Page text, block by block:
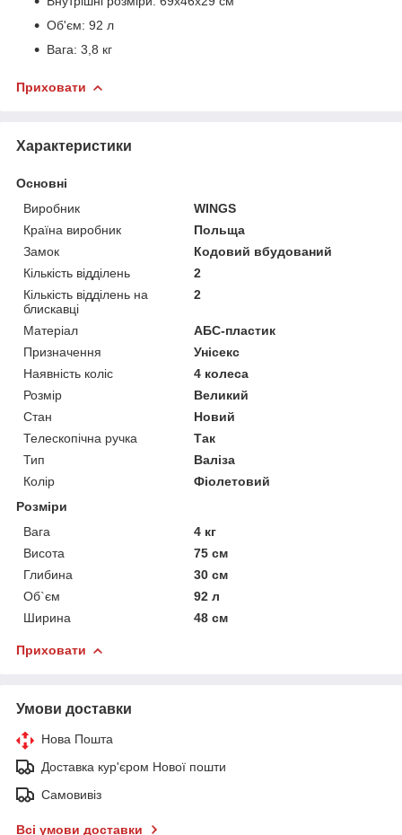
Об'єм: 92 л
Вага: 3,8 кг
Приховати
Характеристики
Основні
Виробник
WINGS
Країна виробник
Польща
Замок
Кодовий вбудований
Кількість відділень
2
Кількість відділень на
блискавці
2
Матеріал
АБС-пластик
Призначення
Унісекс
Наявність коліс
4 колеса
Розмір
Великий
Стан
Новий
Телескопічна ручка
Так
Тип
Валіза
Колір
Фіолетовий
Розміри
Вага
4 кг
Висота
75 см
Глибина
30 см
Об`єм
92 л
Ширина
48 см
Приховати
Умови доставки
Нова Пошта
Доставка кур'єром Нової пошти
Самовивіз
Всі умови доставки